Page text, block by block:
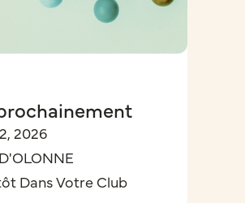
2026
Dans Votre Club